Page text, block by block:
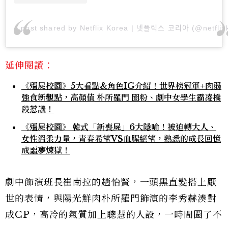
A post shared by Netflix Korea | 넷플릭스 코리아
延伸閱讀：
《殭屍校園》5大看點&角色IG介紹！世界榜冠軍+肉弱
強食新觀點，高顏值 朴所羅門 圈粉、劇中女學生霸凌橋
段惹議！
《殭屍校園》 韓式「新喪屍」6大隱喻！被迫轉大人、
女性溫柔力量，青春希望VS血腥絕望，熟悉的成長回憶
成噩夢煉獄！
劇中飾演班長崔南拉的趙怡賢，一頭黑直髮搭上厭
世的表情，與陽光鮮肉朴所羅門飾演的李秀赫湊對
成CP，高冷的氣質加上聰慧的人設，一時間圈了不